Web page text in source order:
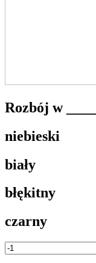
Rozbój w
niebieski
biały
błękitny
czarny